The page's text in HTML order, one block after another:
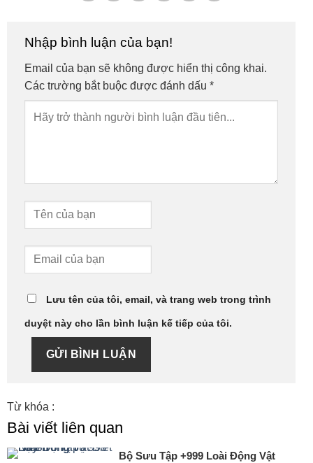
Nhập bình luận của bạn!
Email của bạn sẽ không được hiển thị công khai.
Các trường bắt buộc được đánh dấu *
Lưu tên của tôi, email, và trang web trong trình
duyệt này cho lần bình luận kế tiếp của tôi.
GỬI BÌNH LUẬN
Từ khóa :
Bài viết liên quan
Bộ Sưu Tập +999 Loài Động Vật